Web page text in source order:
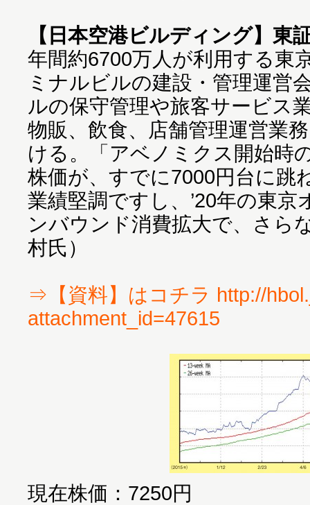
【日本空港ビルディング】東
年間約6700万人が利用する東
ミナルビルの建設・管理運営
ルの保守管理や旅客サービス
物販、飲食、店舗管理運営業
ける。「アベノミクス開始時
株価が、すでに7000円台に跳
業績堅調ですし、’20年の東
ンバウンド消費拡大で、さら
村氏）
⇒【資料】はコチラ http://
attachment_id=47615
現在株価：7250円